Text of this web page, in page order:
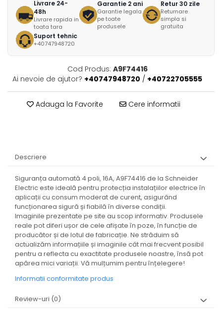
Livrare 24-
48h
Livrare rapida in
toata tara
Garantie 2 ani
Garantie legala
pe toate
produsele
Retur 30 zile
Returnare
simpla si
gratuita
Suport tehnic
+40747948720
Cod Produs: A9F74416
Ai nevoie de ajutor? +40747948720 / +40722705555
Adauga la Favorite Cere informatii
Descriere
Siguranța automată 4 poli, 16A, A9F74416 de la Schneider
Electric este ideală pentru protecția instalațiilor electrice în
aplicații cu consum moderat de curent, asigurând
funcționarea sigură și fiabilă în diverse condiții.
Imaginile prezentate pe site au scop informativ. Produsele
reale pot diferi ușor de cele afișate în poze, în funcție de
producător și de lotul de fabricație. Ne străduim să
actualizăm informațiile și imaginile cât mai frecvent posibil
pentru a reflecta cu exactitate produsele noastre, însă pot
apărea mici variații. Vă mulțumim pentru înțelegere!
Informatii conformitate produs
Review-uri (0)